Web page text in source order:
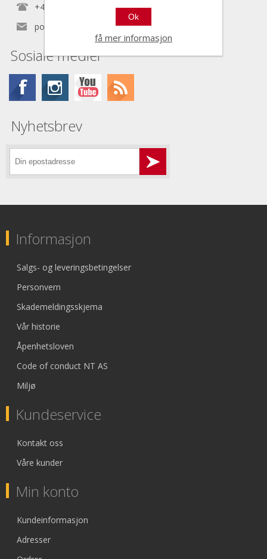
+47 22 30 40 70
post@nordictools.no
Sosiale medier
Nyhetsbrev
Informasjon
Salgs- og leveringsbetingelser
Personvern
Skademeldingsskjema
Vår historie
Åpenhetsloven
Code of conduct NT AS
Miljø
Kundeservice
Kontakt oss
Våre kunder
Min konto
Kundeinformasjon
Adresser
Ok
få mer informasjon